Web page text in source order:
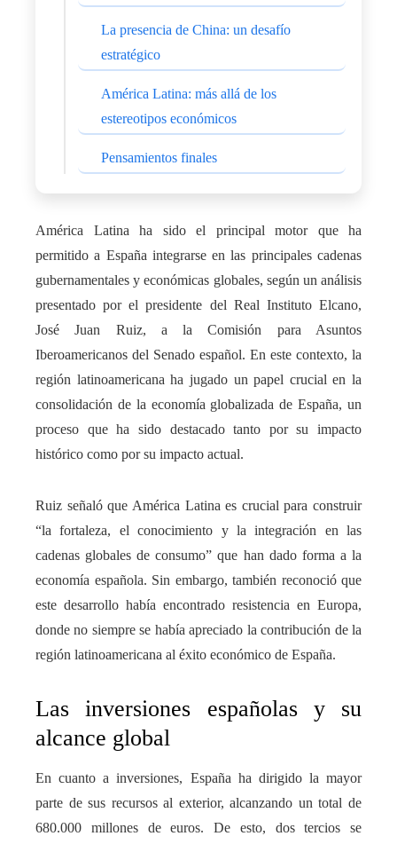
La presencia de China: un desafío
estratégico
América Latina: más allá de los
estereotipos económicos
Pensamientos finales
América Latina ha sido el principal motor que ha
permitido a España integrarse en las principales cadenas
gubernamentales y económicas globales, según un análisis
presentado por el presidente del Real Instituto Elcano,
José Juan Ruiz, a la Comisión para Asuntos
Iberoamericanos del Senado español. En este contexto, la
región latinoamericana ha jugado un papel crucial en la
consolidación de la economía globalizada de España, un
proceso que ha sido destacado tanto por su impacto
histórico como por su impacto actual.
Ruiz señaló que América Latina es crucial para construir
“la fortaleza, el conocimiento y la integración en las
cadenas globales de consumo” que han dado forma a la
economía española. Sin embargo, también reconoció que
este desarrollo había encontrado resistencia en Europa,
donde no siempre se había apreciado la contribución de la
región latinoamericana al éxito económico de España.
Las inversiones españolas y su
alcance global
En cuanto a inversiones, España ha dirigido la mayor
parte de sus recursos al exterior, alcanzando un total de
680.000 millones de euros. De esto, dos tercios se